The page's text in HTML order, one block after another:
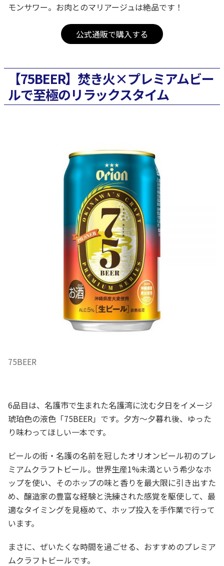
モンサワー。お肉とのマリアージュは絶品です！
公式通販で購入する
【75BEER】焚き火×プレミアムビー
ルで至極のリラックスタイム
75BEER
6品目は、名護市で生まれた名護湾に沈む夕日をイメージ
琥珀色の液色「75BEER」です。夕方～夕暮れ後、ゆった
り味わってほしい一本です。
ビールの街・名護の名前を冠したオリオンビール初のプレ
ミアムクラフトビール。世界生産1%未満という希少なホ
ップを使い、そのホップの味と香りを最大限に引き出すた
め、醸造家の豊富な経験と洗練された感覚を駆使して、最
適なタイミングを見極めて、ホップ投入を手作業で行って
います。
まさに、ぜいたくな時間を過ごせる、おすすめのプレミア
ムクラフトビールです。